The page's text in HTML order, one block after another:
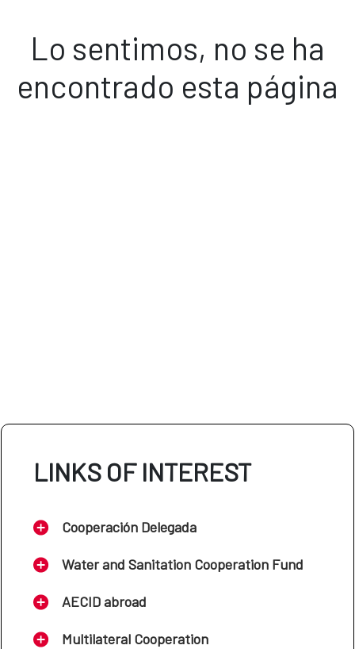
Lo sentimos, no se ha
encontrado esta página
LINKS OF INTEREST
Cooperación Delegada
Water and Sanitation Cooperation Fund
AECID abroad
Multilateral Cooperation